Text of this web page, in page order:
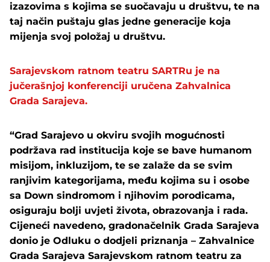
izazovima s kojima se suočavaju u društvu, te na
taj način puštaju glas jedne generacije koja
mijenja svoj položaj u društvu.
Sarajevskom ratnom teatru SARTRu je na
jučerašnjoj konferenciji uručena Zahvalnica
Grada Sarajeva.
“Grad Sarajevo u okviru svojih mogućnosti
podržava rad institucija koje se bave humanom
misijom, inkluzijom, te se zalaže da se svim
ranjivim kategorijama, među kojima su i osobe
sa Down sindromom i njihovim porodicama,
osiguraju bolji uvjeti života, obrazovanja i rada.
Cijeneći navedeno, gradonačelnik Grada Sarajeva
donio je Odluku o dodjeli priznanja – Zahvalnice
Grada Sarajeva Sarajevskom ratnom teatru za